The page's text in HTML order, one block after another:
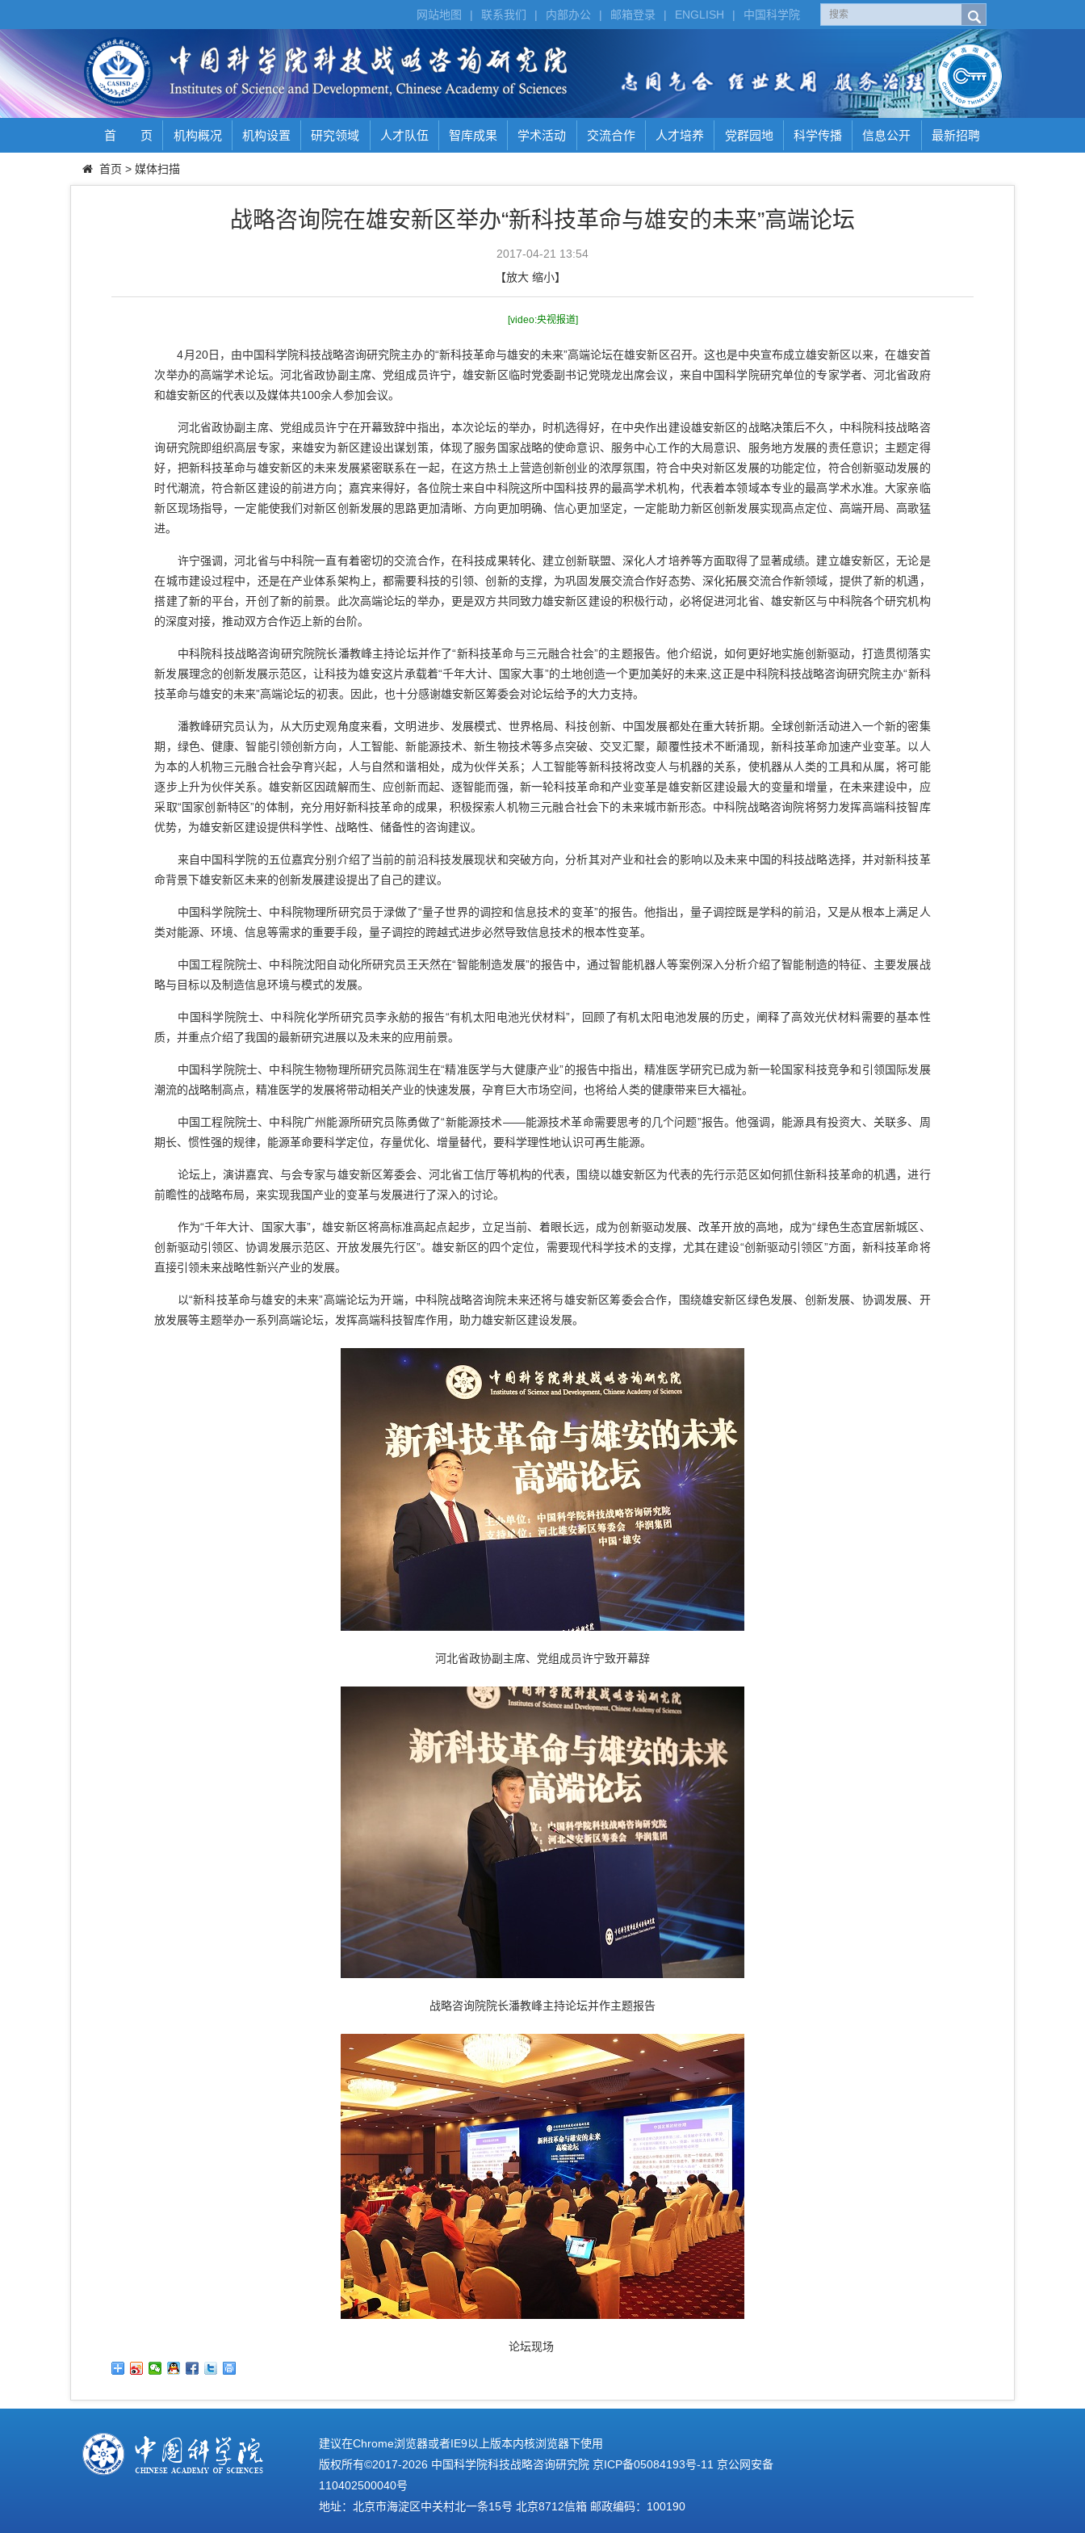
中国科学院
|
ENGLISH
|
邮箱登录
|
内部办公
|
联系我们
|
网站地图
首 页 机构概况 机构设置 研究领域 人才队伍 智库成果 学术活动 交流合作 人才培养 党群园地 科学传播 信息公开 最新招聘
首页 > 媒体扫描
战略咨询院在雄安新区举办“新科技革命与雄安的未来”高端论坛
2017-04-21 13:54
【放大 缩小】
[video:央视报道]
4月20日，由中国科学院科技战略咨询研究院主办的“新科技革命与雄安的未来”高端论坛在雄安新区召开。这也是中央宣布成立雄安新区以来，在雄安首
次举办的高端学术论坛。河北省政协副主席、党组成员许宁，雄安新区临时党委副书记党晓龙出席会议，来自中国科学院研究单位的专家学者、河北省政府
和雄安新区的代表以及媒体共100余人参加会议。
河北省政协副主席、党组成员许宁在开幕致辞中指出，本次论坛的举办，时机选得好，在中央作出建设雄安新区的战略决策后不久，中科院科技战略咨
询研究院即组织高层专家，来雄安为新区建设出谋划策，体现了服务国家战略的使命意识、服务中心工作的大局意识、服务地方发展的责任意识；主题定得
好，把新科技革命与雄安新区的未来发展紧密联系在一起，在这方热土上营造创新创业的浓厚氛围，符合中央对新区发展的功能定位，符合创新驱动发展的
时代潮流，符合新区建设的前进方向；嘉宾来得好，各位院士来自中科院这所中国科技界的最高学术机构，代表着本领域本专业的最高学术水准。大家亲临
新区现场指导，一定能使我们对新区创新发展的思路更加清晰、方向更加明确、信心更加坚定，一定能助力新区创新发展实现高点定位、高端开局、高歌猛
进。
许宁强调，河北省与中科院一直有着密切的交流合作，在科技成果转化、建立创新联盟、深化人才培养等方面取得了显著成绩。建立雄安新区，无论是
在城市建设过程中，还是在产业体系架构上，都需要科技的引领、创新的支撑，为巩固发展交流合作好态势、深化拓展交流合作新领域，提供了新的机遇，
搭建了新的平台，开创了新的前景。此次高端论坛的举办，更是双方共同致力雄安新区建设的积极行动，必将促进河北省、雄安新区与中科院各个研究机构
的深度对接，推动双方合作迈上新的台阶。
中科院科技战略咨询研究院院长潘教峰主持论坛并作了“新科技革命与三元融合社会”的主题报告。他介绍说，如何更好地实施创新驱动，打造贯彻落实
新发展理念的创新发展示范区，让科技为雄安这片承载着“千年大计、国家大事”的土地创造一个更加美好的未来,这正是中科院科技战略咨询研究院主办“新科
技革命与雄安的未来”高端论坛的初衷。因此，也十分感谢雄安新区筹委会对论坛给予的大力支持。
潘教峰研究员认为，从大历史观角度来看，文明进步、发展模式、世界格局、科技创新、中国发展都处在重大转折期。全球创新活动进入一个新的密集
期，绿色、健康、智能引领创新方向，人工智能、新能源技术、新生物技术等多点突破、交叉汇聚，颠覆性技术不断涌现，新科技革命加速产业变革。以人
为本的人机物三元融合社会孕育兴起，人与自然和谐相处，成为伙伴关系；人工智能等新科技将改变人与机器的关系，使机器从人类的工具和从属，将可能
逐步上升为伙伴关系。雄安新区因疏解而生、应创新而起、逐智能而强，新一轮科技革命和产业变革是雄安新区建设最大的变量和增量，在未来建设中，应
采取“国家创新特区”的体制，充分用好新科技革命的成果，积极探索人机物三元融合社会下的未来城市新形态。中科院战略咨询院将努力发挥高端科技智库
优势，为雄安新区建设提供科学性、战略性、储备性的咨询建议。
来自中国科学院的五位嘉宾分别介绍了当前的前沿科技发展现状和突破方向，分析其对产业和社会的影响以及未来中国的科技战略选择，并对新科技革
命背景下雄安新区未来的创新发展建设提出了自己的建议。
中国科学院院士、中科院物理所研究员于渌做了“量子世界的调控和信息技术的变革”的报告。他指出，量子调控既是学科的前沿，又是从根本上满足人
类对能源、环境、信息等需求的重要手段，量子调控的跨越式进步必然导致信息技术的根本性变革。
中国工程院院士、中科院沈阳自动化所研究员王天然在“智能制造发展”的报告中，通过智能机器人等案例深入分析介绍了智能制造的特征、主要发展战
略与目标以及制造信息环境与模式的发展。
中国科学院院士、中科院化学所研究员李永舫的报告“有机太阳电池光伏材料”，回顾了有机太阳电池发展的历史，阐释了高效光伏材料需要的基本性
质，并重点介绍了我国的最新研究进展以及未来的应用前景。
中国科学院院士、中科院生物物理所研究员陈润生在“精准医学与大健康产业”的报告中指出，精准医学研究已成为新一轮国家科技竞争和引领国际发展
潮流的战略制高点，精准医学的发展将带动相关产业的快速发展，孕育巨大市场空间，也将给人类的健康带来巨大福祉。
中国工程院院士、中科院广州能源所研究员陈勇做了“新能源技术——能源技术革命需要思考的几个问题”报告。他强调，能源具有投资大、关联多、周
期长、惯性强的规律，能源革命要科学定位，存量优化、增量替代，要科学理性地认识可再生能源。
论坛上，演讲嘉宾、与会专家与雄安新区筹委会、河北省工信厅等机构的代表，围绕以雄安新区为代表的先行示范区如何抓住新科技革命的机遇，进行
前瞻性的战略布局，来实现我国产业的变革与发展进行了深入的讨论。
作为“千年大计、国家大事”，雄安新区将高标准高起点起步，立足当前、着眼长远，成为创新驱动发展、改革开放的高地，成为“绿色生态宜居新城区、
创新驱动引领区、协调发展示范区、开放发展先行区”。雄安新区的四个定位，需要现代科学技术的支撑，尤其在建设“创新驱动引领区”方面，新科技革命将
直接引领未来战略性新兴产业的发展。
以“新科技革命与雄安的未来”高端论坛为开端，中科院战略咨询院未来还将与雄安新区筹委会合作，围绕雄安新区绿色发展、创新发展、协调发展、开
放发展等主题举办一系列高端论坛，发挥高端科技智库作用，助力雄安新区建设发展。
河北省政协副主席、党组成员许宁致开幕辞
战略咨询院院长潘教峰主持论坛并作主题报告
论坛现场
建议在Chrome浏览器或者IE9以上版本内核浏览器下使用
版权所有©2017-2026 中国科学院科技战略咨询研究院 京ICP备05084193号-11 京公网安备
110402500040号
地址：北京市海淀区中关村北一条15号 北京8712信箱 邮政编码：100190